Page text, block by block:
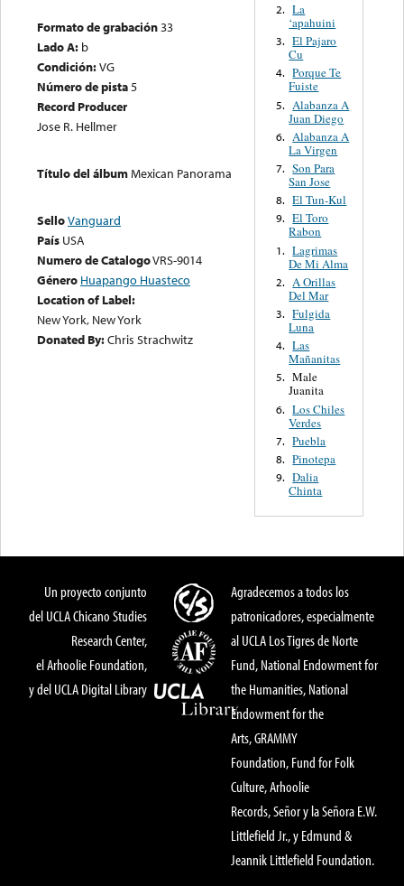
Formato de grabación33
Lado A: b
Condición:VG
Número de pista5
Record Producer
Jose R. Hellmer
Título del álbumMexican Panorama
SelloVanguard
País USA
Numero de CatalogoVRS-9014
Género Huapango Huasteco
Location of Label:
New York, New York
Donated By:Chris Strachwitz
2. La
‘apahuini
3. El Pajaro
Cu
4. Porque Te
Fuiste
5. Alabanza A
Juan Diego
6. Alabanza A
La Virgen
7. Son Para
San Jose
8. El Tun-Kul
9. El Toro
Rabon
1. Lagrimas
De Mi Alma
2. A Orillas
Del Mar
3. Fulgida
Luna
4. Las
Mañanitas
5. Male
Juanita
6. Los Chiles
Verdes
7. Puebla
8. Pinotepa
9. Dalia
Chinta
Un proyecto conjunto
del UCLA Chicano Studies
Research Center,
el Arhoolie Foundation,
y del UCLA Digital Library
Agradecemos a todos los
patronicadores, especialmente
al UCLA Los Tigres de Norte
Fund, National Endowment for
the Humanities, National
Endowment for the
Arts, GRAMMY
Foundation, Fund for Folk
Culture, Arhoolie
Records, Señor y la Señora E.W.
Littlefield Jr., y Edmund &
Jeannik Littlefield Foundation.